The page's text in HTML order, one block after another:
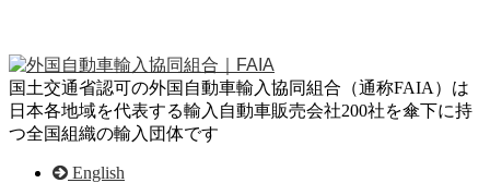
国土交通省認可の外国自動車輸入協同組合（通称FAIA）は
日本各地域を代表する輸入自動車販売会社200社を傘下に持
つ全国組織の輸入団体です
English